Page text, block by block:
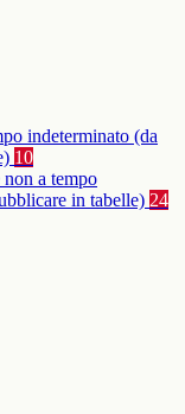
indeterminato (da
10
a tempo
in tabelle) 24